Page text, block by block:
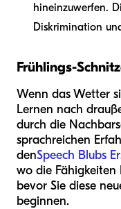
hineinzuwerfen.
Diskrimination
Frühlings-
Wenn das Wetter
Lernen nach
durch die
sprachreichen
denSpeech Blubs
wo die Fähigkeiten
bevor Sie diese
beginnen.